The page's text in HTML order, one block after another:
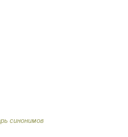
синонимов